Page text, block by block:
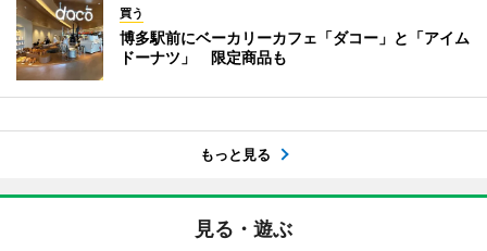
買う
博多駅前にベーカリーカフェ「ダコー」と「アイム
ドーナツ」 限定商品も
もっと見る
見る・遊ぶ